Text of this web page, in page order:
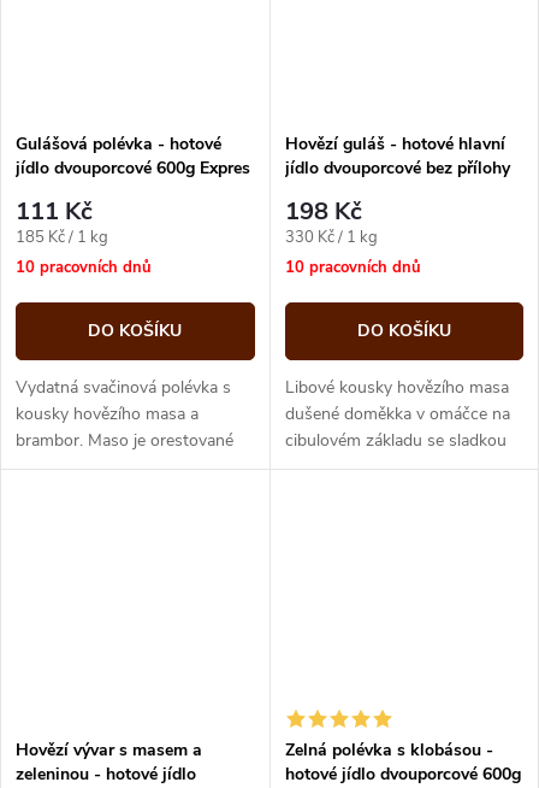
Gulášová polévka - hotové
jídlo dvouporcové 600g Expres
111 Kč
Měrná
cena:
185 Kč / 1 kg
10 pracovních dnů
DO KOŠÍKU
Vydatná svačinová polévka s
kousky hovězího masa a
brambor. Maso je orestované
na cibulce a paprice, zalité
Hovězí guláš - hotové hlavní
jídlo dvouporcové bez přílohy
198 Kč
Měrná
cena:
330 Kč / 1 kg
10 pracovních dnů
DO KOŠÍKU
Libové kousky hovězího masa
dušené doměkka v omáčce na
cibulovém základu se sladkou
paprikou, podlité taženým
Hovězí vývar s masem a
zeleninou - hotové jídlo
Zelná polévka s klobásou -
hotové jídlo dvouporcové 600g